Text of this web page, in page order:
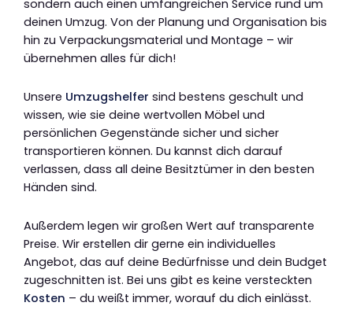
sondern auch einen umfangreichen Service rund um
deinen Umzug. Von der Planung und Organisation bis
hin zu Verpackungsmaterial und Montage – wir
übernehmen alles für dich!
Unsere Umzugshelfer sind bestens geschult und
wissen, wie sie deine wertvollen Möbel und
persönlichen Gegenstände sicher und sicher
transportieren können. Du kannst dich darauf
verlassen, dass all deine Besitztümer in den besten
Händen sind.
Außerdem legen wir großen Wert auf transparente
Preise. Wir erstellen dir gerne ein individuelles
Angebot, das auf deine Bedürfnisse und dein Budget
zugeschnitten ist. Bei uns gibt es keine versteckten
Kosten – du weißt immer, worauf du dich einlässt.